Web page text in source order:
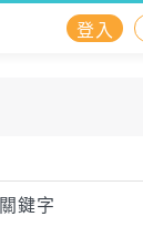
登入